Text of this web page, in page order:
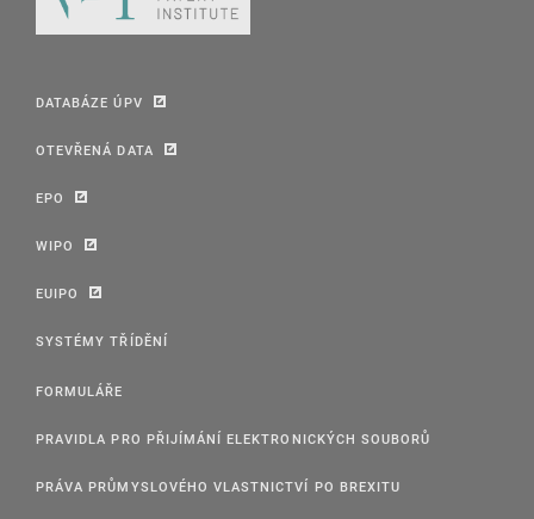
DATABÁZE ÚPV
OTEVŘENÁ DATA
EPO
WIPO
EUIPO
SYSTÉMY TŘÍDĚNÍ
FORMULÁŘE
PRAVIDLA PRO PŘIJÍMÁNÍ ELEKTRONICKÝCH SOUBORŮ
PRÁVA PRŮMYSLOVÉHO VLASTNICTVÍ PO BREXITU